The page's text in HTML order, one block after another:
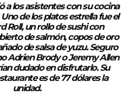
a los asistentes con su cocina
de los platos estrella fue el
Roll, un rollo de sushi con
de salmón, copos de oro
de salsa de yuzu. Seguro
Adrien Brody o Jeremy Allen
dudado en disfrutarlo. Su
es de 77 dólares la
unidad.